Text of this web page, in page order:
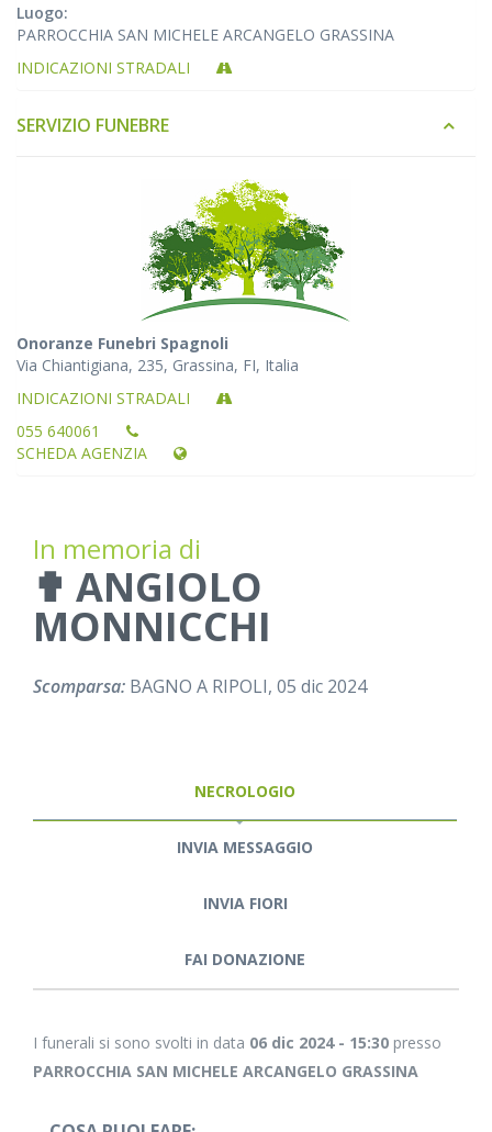
Luogo:
PARROCCHIA SAN MICHELE ARCANGELO GRASSINA
INDICAZIONI STRADALI
SERVIZIO FUNEBRE
Onoranze Funebri Spagnoli
Via Chiantigiana, 235, Grassina, FI, Italia
INDICAZIONI STRADALI
055 640061
SCHEDA AGENZIA
In memoria di
✟ ANGIOLO
MONNICCHI
Scomparsa: BAGNO A RIPOLI, 05 dic 2024
NECROLOGIO
INVIA MESSAGGIO
INVIA FIORI
FAI DONAZIONE
I funerali si sono svolti in data 06 dic 2024 - 15:30 presso
PARROCCHIA SAN MICHELE ARCANGELO GRASSINA